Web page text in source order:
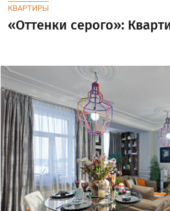
КВАРТИРЫ
«Оттенки серого»: